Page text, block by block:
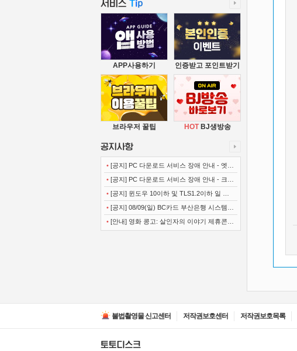
APP사용하기 인증받고 포인트받기
브라우저 꿀팁 HOTBJ생방송
• [공지] PC 다운로드 서비스 장애 안내 - 엣지
(Microsoft Edge)
• [공지] PC 다운로드 서비스 장애 안내 - 크롬
(Chrome)
• [공지] 윈도우 10이하 및 TLS1.2이하 일 경
우 사이트 이용불가 안내
• [공지] 08/09(일) BC카드 부산은행 시스템
정기점검 안내
• [안내] 영화 콩고: 살인자의 이야기 제휴콘텐
불법촬영물 신고센터 저작권보호센터 저작권보호목록